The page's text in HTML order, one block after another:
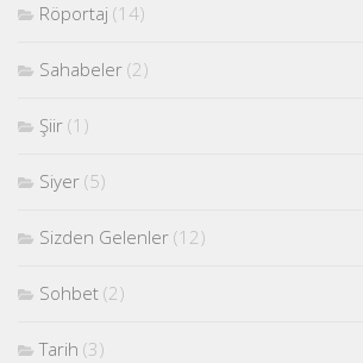
Röportaj (14)
Sahabeler (2)
Şiir (1)
Siyer (5)
Sizden Gelenler (12)
Sohbet (2)
Tarih (3)